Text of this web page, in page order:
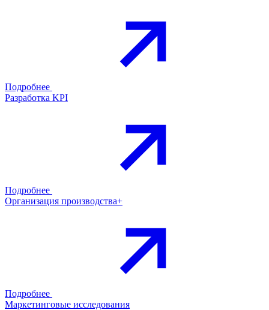
Подробнее
Разработка KPI
Подробнее
Организация производства+
Подробнее
Маркетинговые исследования